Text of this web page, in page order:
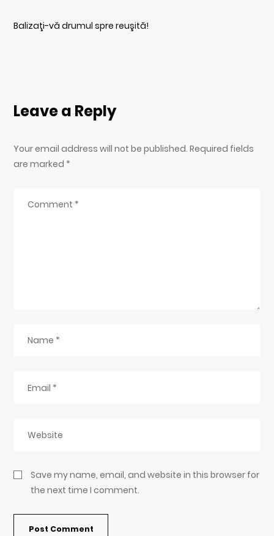
Balizaţi-vă drumul spre reuşită!
Leave a Reply
Your email address will not be published. Required fields
are marked *
Save my name, email, and website in this browser for
the next time I comment.